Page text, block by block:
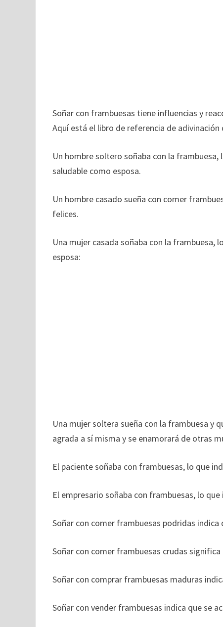
Soñar con frambuesas tiene influencias y
Aquí está el libro de referencia de
Un hombre soltero soñaba con la frambuesa,
saludable como esposa.
Un hombre casado sueña con comer
felices.
Una mujer casada soñaba con la frambuesa,
esposa:
Una mujer soltera sueña con la frambuesa y
agrada a sí misma y se enamorará de otras
El paciente soñaba con frambuesas, lo que
El empresario soñaba con frambuesas, lo
Soñar con comer frambuesas podridas indica
Soñar con comer frambuesas crudas
Soñar con comprar frambuesas maduras
Soñar con vender frambuesas indica que se